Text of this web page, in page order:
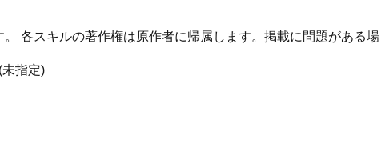
各スキルの著作権は原作者に帰属します。掲載に問題がある場
指定)